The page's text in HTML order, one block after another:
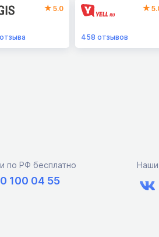
5.0
отзыва 458 отзывов
по РФ бесплатно
100 04 55